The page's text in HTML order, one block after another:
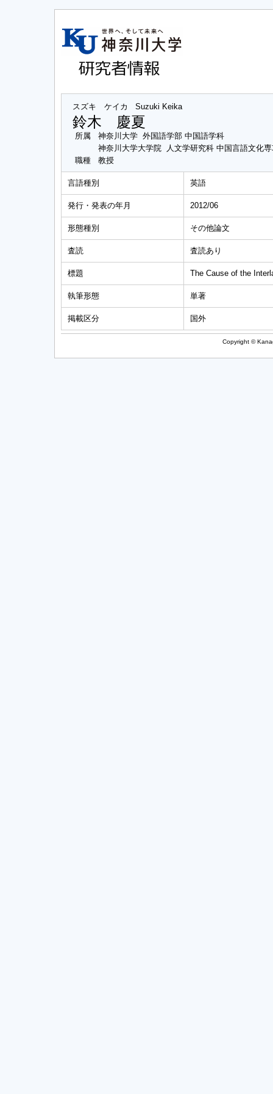
スズキ ケイカ Suzuki Keika
鈴木 慶夏
所属
神奈川大学 外国語学部 中国語学科
神奈川大学大学院 人文学研究科 中国言語文化
職種
教授
言語種別 英語
発行・発表の年月 2012/06
形態種別 その他論文
査読 査読あり
標題 The Cause of the
執筆形態 単著
掲載区分 国外
Copyright ©